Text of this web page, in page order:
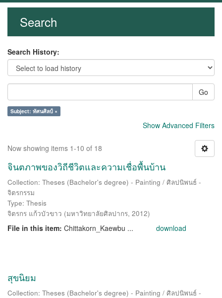
Search
Search History:
Go
Subject: ทัศนศิลป์ ×
Show Advanced Filters
Now showing items 1-10 of 18
จินตภาพของวิถีชีวิตและความเชื่อพื้นบ้าน
Collection: Theses (Bachelor's degree) - Painting / ศิลปนิพนธ์ -
จิตรกรรม
Type: Thesis
จิตรกร แก้วบัวขาว (มหาวิทยาลัยศิลปากร, 2012)
File in this item: Chittakorn_Kaewbu ... download
สุขนิยม
Collection: Theses (Bachelor's degree) - Painting / ศิลปนิพนธ์ -